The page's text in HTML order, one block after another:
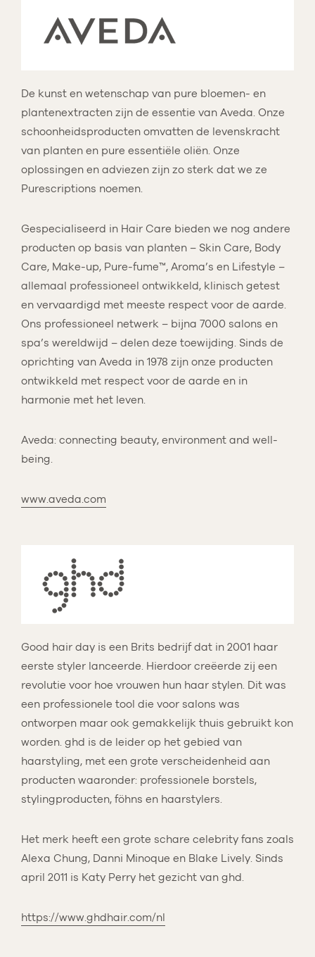
De kunst en wetenschap van pure bloemen- en
plantenextracten zijn de essentie van Aveda. Onze
schoonheidsproducten omvatten de levenskracht
van planten en pure essentiële oliën. Onze
oplossingen en adviezen zijn zo sterk dat we ze
Purescriptions noemen.
Gespecialiseerd in Hair Care bieden we nog andere
producten op basis van planten – Skin Care, Body
Care, Make-up, Pure-fume™, Aroma’s en Lifestyle –
allemaal professioneel ontwikkeld, klinisch getest
en vervaardigd met meeste respect voor de aarde.
Ons professioneel netwerk – bijna 7000 salons en
spa’s wereldwijd – delen deze toewijding. Sinds de
oprichting van Aveda in 1978 zijn onze producten
ontwikkeld met respect voor de aarde en in
harmonie met het leven.
Aveda: connecting beauty, environment and well-
being.
www.aveda.com
Good hair day is een Brits bedrijf dat in 2001 haar
eerste styler lanceerde. Hierdoor creëerde zij een
revolutie voor hoe vrouwen hun haar stylen. Dit was
een professionele tool die voor salons was
ontworpen maar ook gemakkelijk thuis gebruikt kon
worden. ghd is de leider op het gebied van
haarstyling, met een grote verscheidenheid aan
producten waaronder: professionele borstels,
stylingproducten, föhns en haarstylers.
Het merk heeft een grote schare celebrity fans zoals
Alexa Chung, Danni Minoque en Blake Lively. Sinds
april 2011 is Katy Perry het gezicht van ghd.
https://www.ghdhair.com/nl